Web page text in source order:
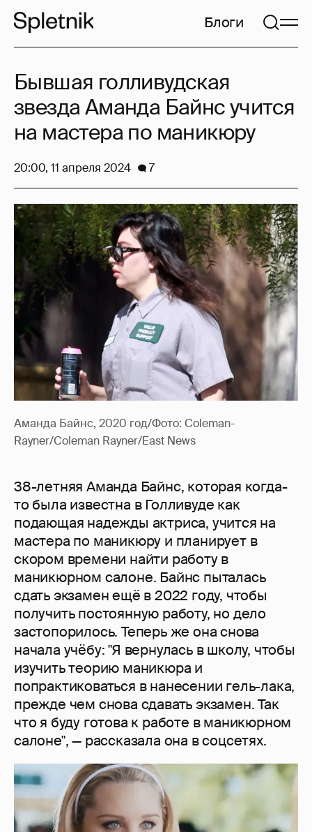
Блоги
Аманда Байнс, 2020 год/Фото: Coleman-
Rayner/Coleman Rayner/East News
38-летняя Аманда Байнс, которая когда-
то была известна в Голливуде как
подающая надежды актриса, учится на
мастера по маникюру и планирует в
скором времени найти работу в
маникюрном салоне. Байнс пыталась
сдать экзамен ещё в 2022 году, чтобы
получить постоянную работу, но дело
застопорилось. Теперь же она снова
начала учёбу: "Я вернулась в школу, чтобы
изучить теорию маникюра и
попрактиковаться в нанесении гель-лака,
прежде чем снова сдавать экзамен. Так
что я буду готова к работе в маникюрном
салоне", — рассказала она в соцсетях.
Бывшая голливудская
звезда Аманда Байнс учится
на мастера по маникюру
20:00, 11 апреля 2024 7